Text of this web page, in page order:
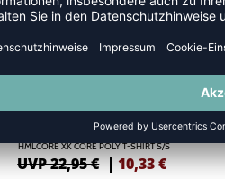
HMLCORE XK CORE POLY T-SHIRT S/S
UVP 22,95 € |10,33€